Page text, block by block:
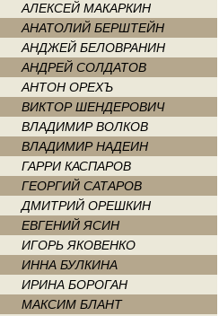
АЛЕКСЕЙ МАКАРКИН
АНАТОЛИЙ БЕРШТЕЙН
АНДЖЕЙ БЕЛОВРАНИН
АНДРЕЙ СОЛДАТОВ
АНТОН ОРЕХЪ
ВИКТОР ШЕНДЕРОВИЧ
ВЛАДИМИР ВОЛКОВ
ВЛАДИМИР НАДЕИН
ГАРРИ КАСПАРОВ
ГЕОРГИЙ САТАРОВ
ДМИТРИЙ ОРЕШКИН
ЕВГЕНИЙ ЯСИН
ИГОРЬ ЯКОВЕНКО
ИННА БУЛКИНА
ИРИНА БОРОГАН
МАКСИМ БЛАНТ